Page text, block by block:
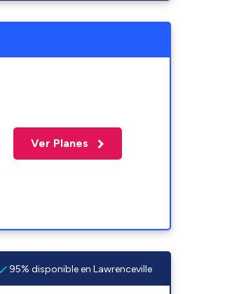
Ver Planes
95% disponible en Lawrenceville